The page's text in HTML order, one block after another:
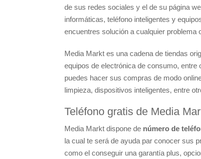
de sus redes sociales y el de su página
informáticas, teléfono inteligentes y
encuentres solución a cualquier
Media Markt es una cadena de tiendas
equipos de electrónica de consumo,
puedes hacer sus compras de modo
limpieza, dispositivos inteligentes, entre
Teléfono gratis de Media
Media Markt dispone de número de
la cual te será de ayuda par conocer sus
como el conseguir una garantía plus,